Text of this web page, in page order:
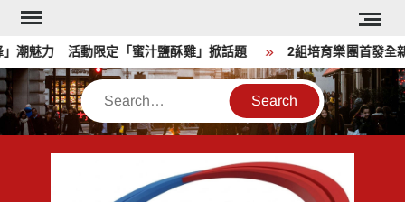
Skip
content
魅力 活動限定「蜜汁鹽酥雞」掀話題 2組培育樂團首發全新
Search